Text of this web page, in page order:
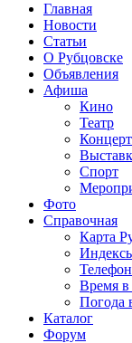
Главная
Новости
Статьи
О Рубцовске
Объявления
Афиша
Кино
Театр
Спорт
Фото
Справочная
Карта
Время в
Погода
Каталог
Форум